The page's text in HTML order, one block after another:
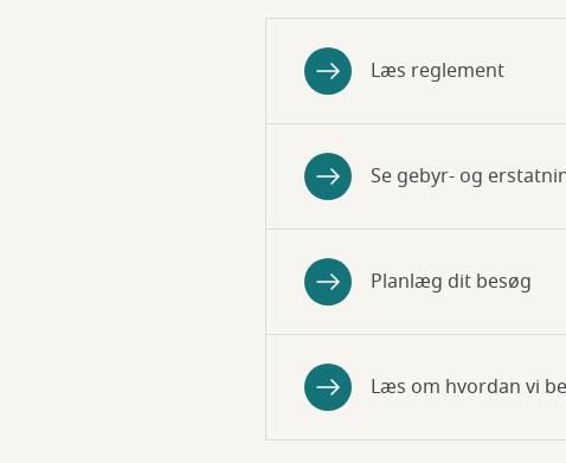
Læs reglement
Se gebyr- og
Planlæg dit besøg
Læs om hvordan vi